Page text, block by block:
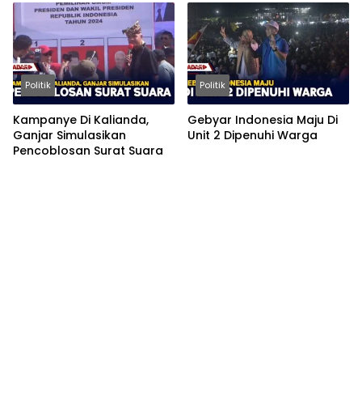
Politik
Kampanye Di Kalianda,
Ganjar Simulasikan
Pencoblosan Surat Suara
Politik
Gebyar Indonesia Maju Di
Unit 2 Dipenuhi Warga